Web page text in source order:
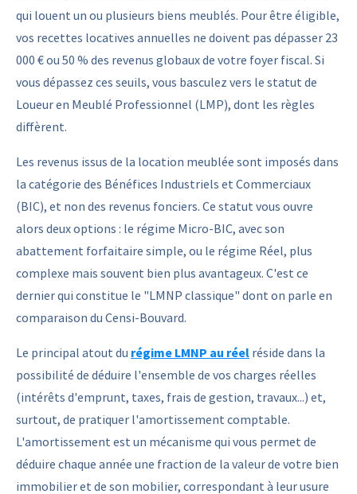
qui louent un ou plusieurs biens meublés. Pour être éligible,
vos recettes locatives annuelles ne doivent pas dépasser 23
000 € ou 50 % des revenus globaux de votre foyer fiscal. Si
vous dépassez ces seuils, vous basculez vers le statut de
Loueur en Meublé Professionnel (LMP), dont les règles
diffèrent.
Les revenus issus de la location meublée sont imposés dans
la catégorie des Bénéfices Industriels et Commerciaux
(BIC), et non des revenus fonciers. Ce statut vous ouvre
alors deux options : le régime Micro-BIC, avec son
abattement forfaitaire simple, ou le régime Réel, plus
complexe mais souvent bien plus avantageux. C'est ce
dernier qui constitue le "LMNP classique" dont on parle en
comparaison du Censi-Bouvard.
Le principal atout du régime LMNP au réel réside dans la
possibilité de déduire l'ensemble de vos charges réelles
(intérêts d'emprunt, taxes, frais de gestion, travaux...) et,
surtout, de pratiquer l'amortissement comptable.
L'amortissement est un mécanisme qui vous permet de
déduire chaque année une fraction de la valeur de votre bien
immobilier et de son mobilier, correspondant à leur usure